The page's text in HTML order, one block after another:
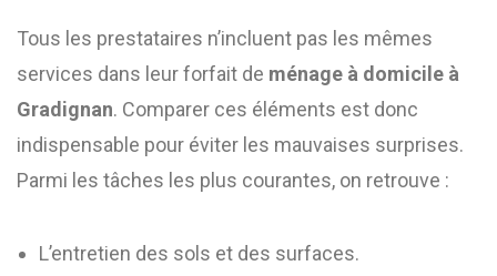
Tous les prestataires n’incluent pas les mêmes
services dans leur forfait de ménage à domicile à
Gradignan. Comparer ces éléments est donc
indispensable pour éviter les mauvaises surprises.
Parmi les tâches les plus courantes, on retrouve :
L’entretien des sols et des surfaces.